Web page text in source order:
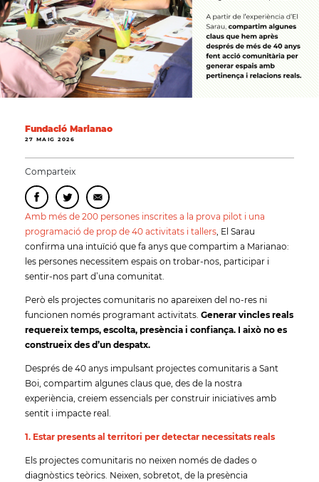
Fundació Marianao
27 MAIG 2026
Comparteix
Amb més de 200 persones inscrites a la prova pilot i una
programació de prop de 40 activitats i tallers, El Sarau
confirma una intuïció que fa anys que compartim a Marianao:
les persones necessitem espais on trobar-nos, participar i
sentir-nos part d’una comunitat.
Però els projectes comunitaris no apareixen del no-res ni
funcionen només programant activitats. Generar vincles reals
requereix temps, escolta, presència i confiança. I això no es
construeix des d’un despatx.
Després de 40 anys impulsant projectes comunitaris a Sant
Boi, compartim algunes claus que, des de la nostra
experiència, creiem essencials per construir iniciatives amb
sentit i impacte real.
1. Estar presents al territori per detectar necessitats reals
Els projectes comunitaris no neixen només de dades o
diagnòstics teòrics. Neixen, sobretot, de la presència